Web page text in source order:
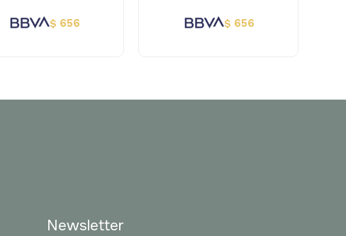
$ 656 $ 656
Newsletter